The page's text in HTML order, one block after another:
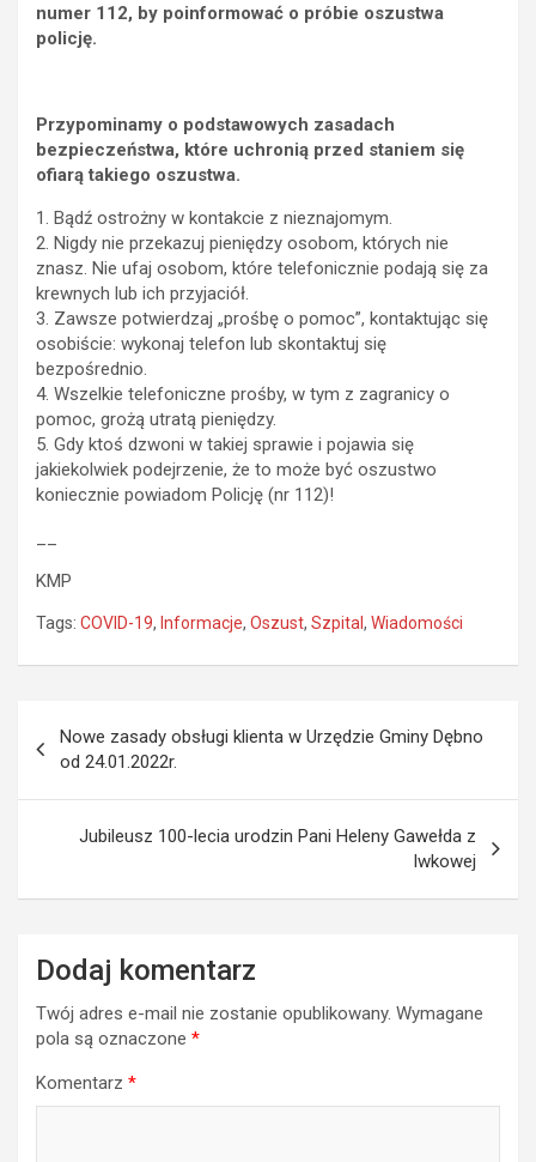
numer 112, by poinformować o próbie oszustwa
policję.
Przypominamy o podstawowych zasadach
bezpieczeństwa, które uchronią przed staniem się
ofiarą takiego oszustwa.
1. Bądź ostrożny w kontakcie z nieznajomym.
2. Nigdy nie przekazuj pieniędzy osobom, których nie
znasz. Nie ufaj osobom, które telefonicznie podają się za
krewnych lub ich przyjaciół.
3. Zawsze potwierdzaj „prośbę o pomoc”, kontaktując się
osobiście: wykonaj telefon lub skontaktuj się
bezpośrednio.
4. Wszelkie telefoniczne prośby, w tym z zagranicy o
pomoc, grożą utratą pieniędzy.
5. Gdy ktoś dzwoni w takiej sprawie i pojawia się
jakiekolwiek podejrzenie, że to może być oszustwo
koniecznie powiadom Policję (nr 112)!
KMP
Tags: COVID-19, Informacje, Oszust, Szpital , Wiadomości
wpisu
Nowe zasady obsługi klienta w Urzędzie Gminy Dębno
od 24.01.2022r.
Jubileusz 100-lecia urodzin Pani Heleny Gawełda z
Iwkowej
Dodaj komentarz
Twój adres e-mail nie zostanie opublikowany. Wymagane
pola są oznaczone *
Komentarz *